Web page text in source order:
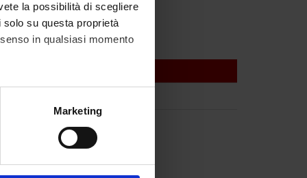
la possibilità di scegliere
su questa proprietà
in qualsiasi momento
metro,Marketing